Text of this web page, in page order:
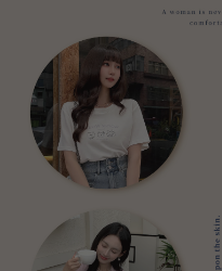
透膚
襯衫 褲裙
涼感